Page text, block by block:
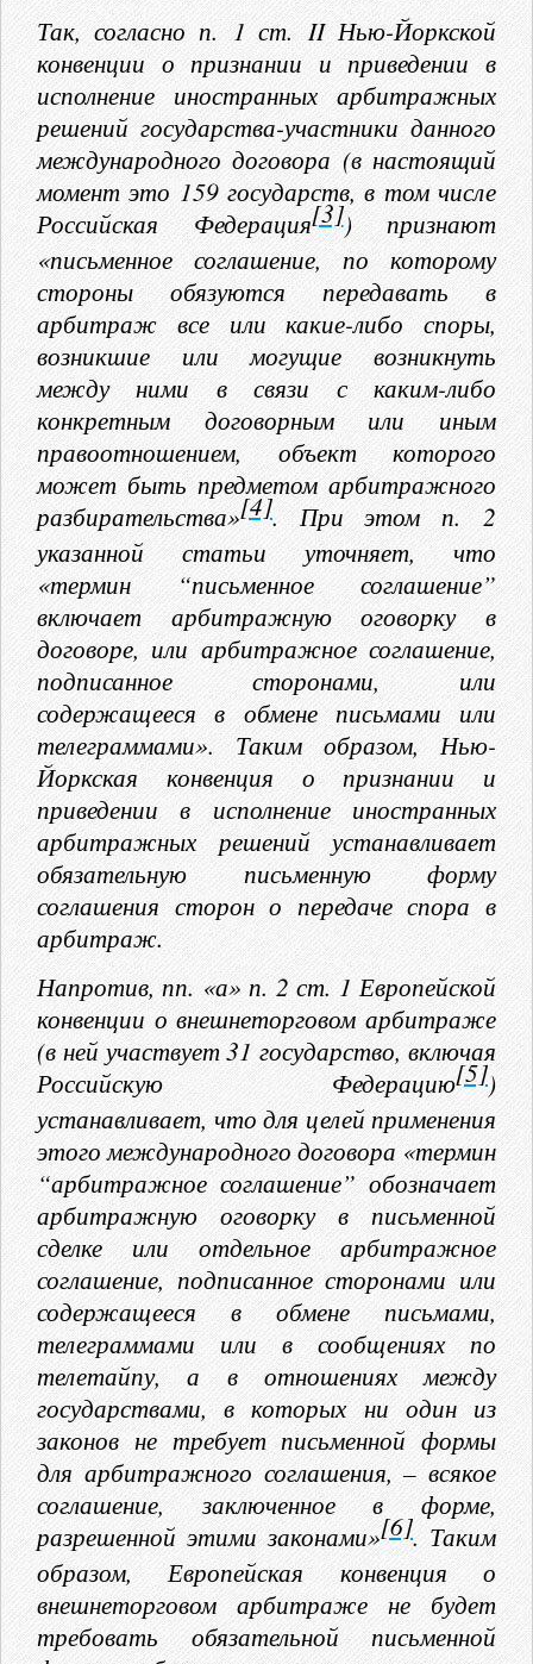
Так, согласно п. 1 ст. II Нью-Йоркской
конвенции о признании и приведении в
исполнение иностранных арбитражных
решений государства-участники данного
международного договора (в настоящий
момент это 159 государств, в том числе
Российская Федерация[3]) признают
«письменное соглашение, по которому
стороны обязуются передавать в
арбитраж все или какие-либо споры,
возникшие или могущие возникнуть
между ними в связи с каким-либо
конкретным договорным или иным
правоотношением, объект которого
может быть предметом арбитражного
разбирательства»[4]. При этом п. 2
указанной статьи уточняет, что
«термин “письменное соглашение”
включает арбитражную оговорку в
договоре, или арбитражное соглашение,
подписанное сторонами, или
содержащееся в обмене письмами или
телеграммами». Таким образом, Нью-
Йоркская конвенция о признании и
приведении в исполнение иностранных
арбитражных решений устанавливает
обязательную письменную форму
соглашения сторон о передаче спора в
арбитраж.
Напротив, пп. «а» п. 2 ст. 1 Европейской
конвенции о внешнеторговом арбитраже
(в ней участвует 31 государство, включая
Российскую Федерацию[5])
устанавливает, что для целей применения
этого международного договора «термин
“арбитражное соглашение” обозначает
арбитражную оговорку в письменной
сделке или отдельное арбитражное
соглашение, подписанное сторонами или
содержащееся в обмене письмами,
телеграммами или в сообщениях по
телетайпу, а в отношениях между
государствами, в которых ни один из
законов не требует письменной формы
для арбитражного соглашения, – всякое
соглашение, заключенное в форме,
разрешенной этими законами»[6]. Таким
образом, Европейская конвенция о
внешнеторговом арбитраже не будет
требовать обязательной письменной